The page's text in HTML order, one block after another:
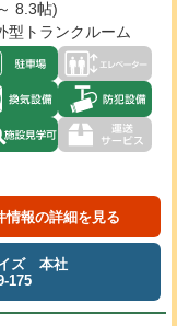
8.3帖)
型トランクルーム
情報の詳細を見る
イズ 本社
175